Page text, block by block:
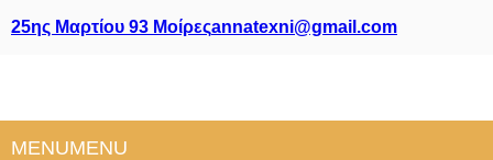
25ης Μαρτίου 93 Μοίρεςannatexni@gmail.com
MENUMENU